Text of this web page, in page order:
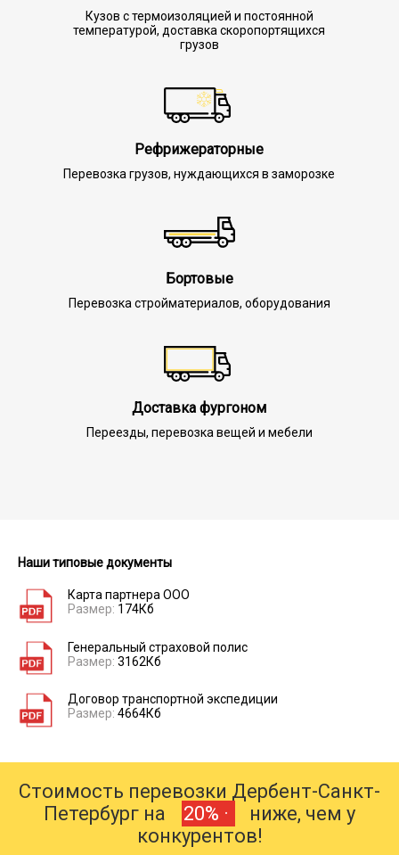
Кузов с термоизоляцией и постоянной
температурой, доставка скоропортящихся
грузов
Рефрижераторные
Перевозка грузов, нуждающихся в заморозке
Бортовые
Перевозка стройматериалов, оборудования
Доставка фургоном
Переезды, перевозка вещей и мебели
Наши типовые документы
Карта партнера ООО
Размер: 174Кб
Генеральный страховой полис
Размер: 3162Кб
Договор транспортной экспедиции
Размер: 4664Кб
Стоимость перевозки Дербент-Санкт-
Петербург на
20% ·
ниже, чем у
конкурентов!